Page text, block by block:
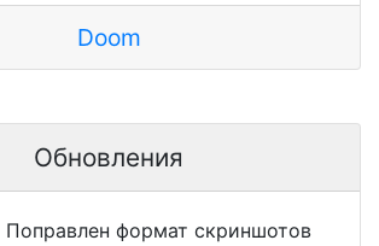
Doom
Обновления
Поправлен формат скриншотов